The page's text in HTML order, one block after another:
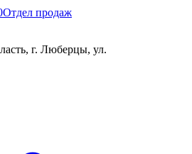
Отдел продаж
г. Люберцы, ул.